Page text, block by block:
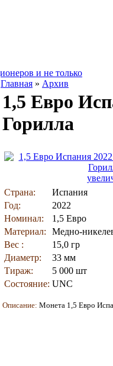
Главная » Архив
1,5 Евро
Горилла
Страна:
Испания
Год:
2022
Номинал:
1,5 Евро
Материал:
Медно-
Вес :
15,0 гр
Диаметр:
33 мм
Тираж:
5 000 шт
Состояние: UNC
Описание: Монета 1,5 Евро